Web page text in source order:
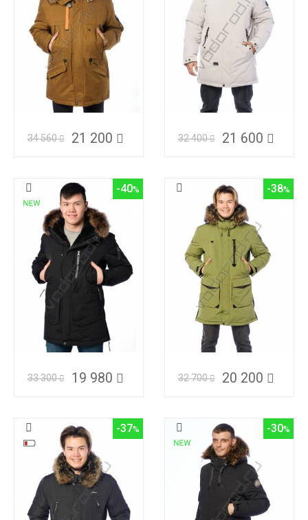
34 560 21 200 32 400 21 600
-40
33 300 19 980
-38
32 700 20 200
-37 -30